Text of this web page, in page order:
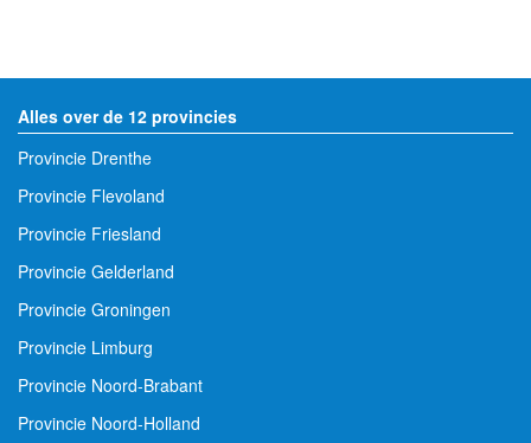
Alles over de 12 provincies
Provincie Drenthe
Provincie Flevoland
Provincie Friesland
Provincie Gelderland
Provincie Groningen
Provincie Limburg
Provincie Noord-Brabant
Provincie Noord-Holland